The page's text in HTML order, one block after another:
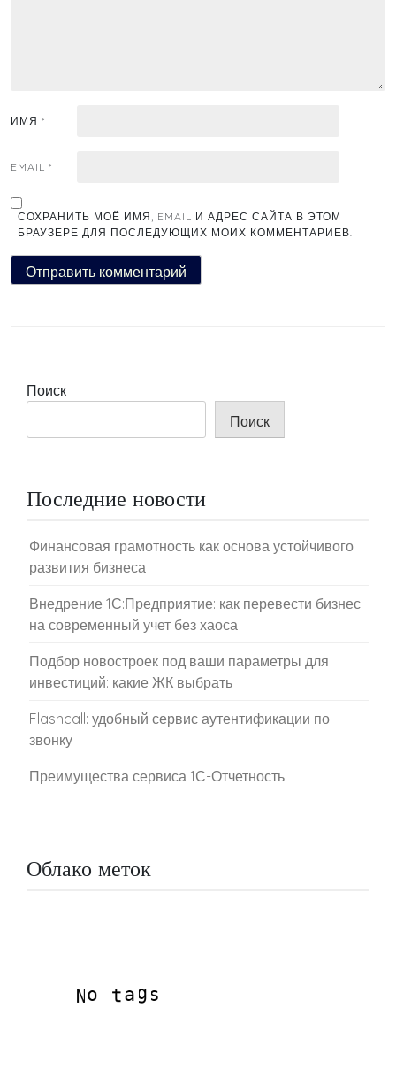
ИМЯ *
EMAIL *
СОХРАНИТЬ МОЁ ИМЯ, EMAIL И АДРЕС САЙТА В ЭТОМ
БРАУЗЕРЕ ДЛЯ ПОСЛЕДУЮЩИХ МОИХ КОММЕНТАРИЕВ.
Поиск
Поиск
Последние новости
Финансовая грамотность как основа устойчивого
развития бизнеса
Внедрение 1С:Предприятие: как перевести бизнес
на современный учет без хаоса
Подбор новостроек под ваши параметры для
инвестиций: какие ЖК выбрать
Flashcall: удобный сервис аутентификации по
звонку
Преимущества сервиса 1С-Отчетность
Облако меток